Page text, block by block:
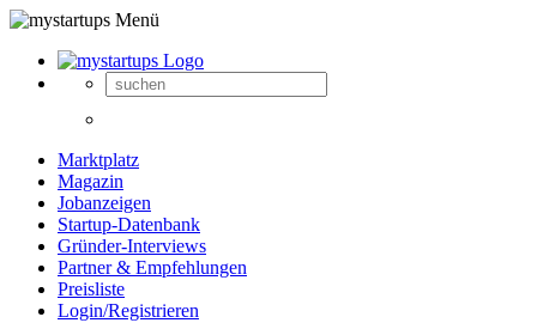
Marktplatz
Magazin
Jobanzeigen
Startup-Datenbank
Gründer-Interviews
Partner & Empfehlungen
Preisliste
Login/Registrieren